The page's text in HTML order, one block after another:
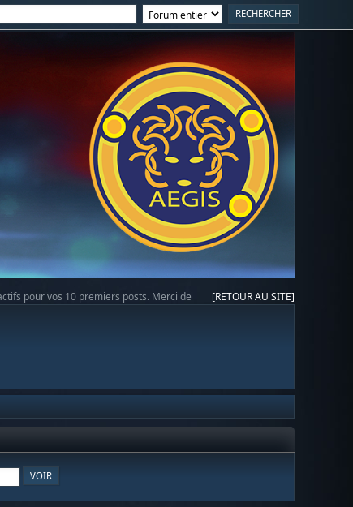
[RETOUR AU SITE]
pour vos 10 premiers posts. Merci de